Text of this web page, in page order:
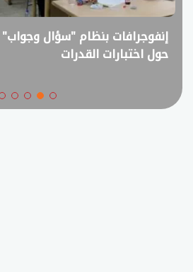
نقص أطباء أم فائض خريجين؟..
القصة الكاملة لمقترح خفض القبول